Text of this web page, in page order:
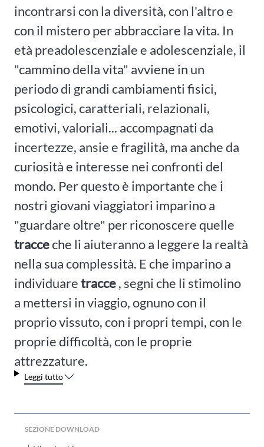
incontrarsi con la diversità, con l'altro e
con il mistero per abbracciare la vita. In
età preadolescenziale e adolescenziale, il
"cammino della vita" avviene in un
periodo di grandi cambiamenti fisici,
psicologici, caratteriali, relazionali,
emotivi, valoriali... accompagnati da
incertezze, ansie e fragilità, ma anche da
curiosità e interesse nei confronti del
mondo. Per questo è importante che i
nostri giovani viaggiatori imparino a
"guardare oltre" per riconoscere quelle
tracceche li aiuteranno a leggere la realtà
nella sua complessità. E che imparino a
individuaretracce, segni che li stimolino
a mettersi in viaggio, ognuno con il
proprio vissuto, con i propri tempi, con le
proprie difficoltà, con le proprie
attrezzature.
Leggi tutto
SEZIONE DOWNLOAD